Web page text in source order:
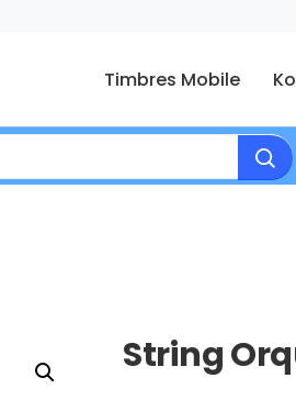
Timbres Mobile
String